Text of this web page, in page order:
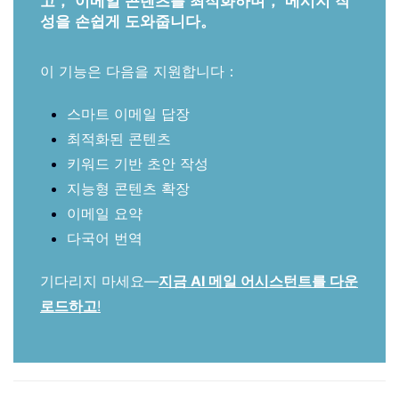
성을 손쉽게 도와줍니다。
이 기능은 다음을 지원합니다：
스마트 이메일 답장
최적화된 콘텐츠
키워드 기반 초안 작성
지능형 콘텐츠 확장
이메일 요약
다국어 번역
기다리지 마세요—지금 AI 메일 어시스턴트를 다운
로드하고!